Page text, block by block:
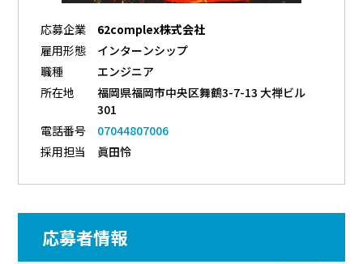
応募企業
62complex株式会社
雇用形態
インターンシップ
職種
エンジニア
所在地
福岡県福岡市中央区舞鶴3-7-13 大禅ビル
301
電話番号
07044807006
採用担当
眞田怜
応募者情報